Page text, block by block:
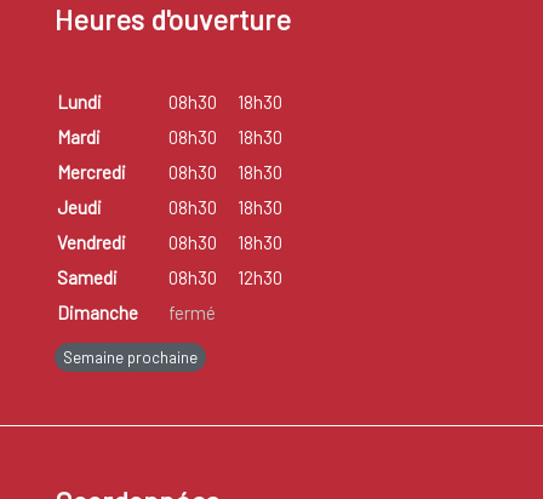
Heures d'ouverture
Lundi 08h30
18h30
Mardi
08h30
18h30
Mercredi
08h30
18h30
Jeudi
08h30
18h30
Vendredi
08h30
18h30
Samedi
08h30
12h30
Dimanche
fermé
Semaine prochaine